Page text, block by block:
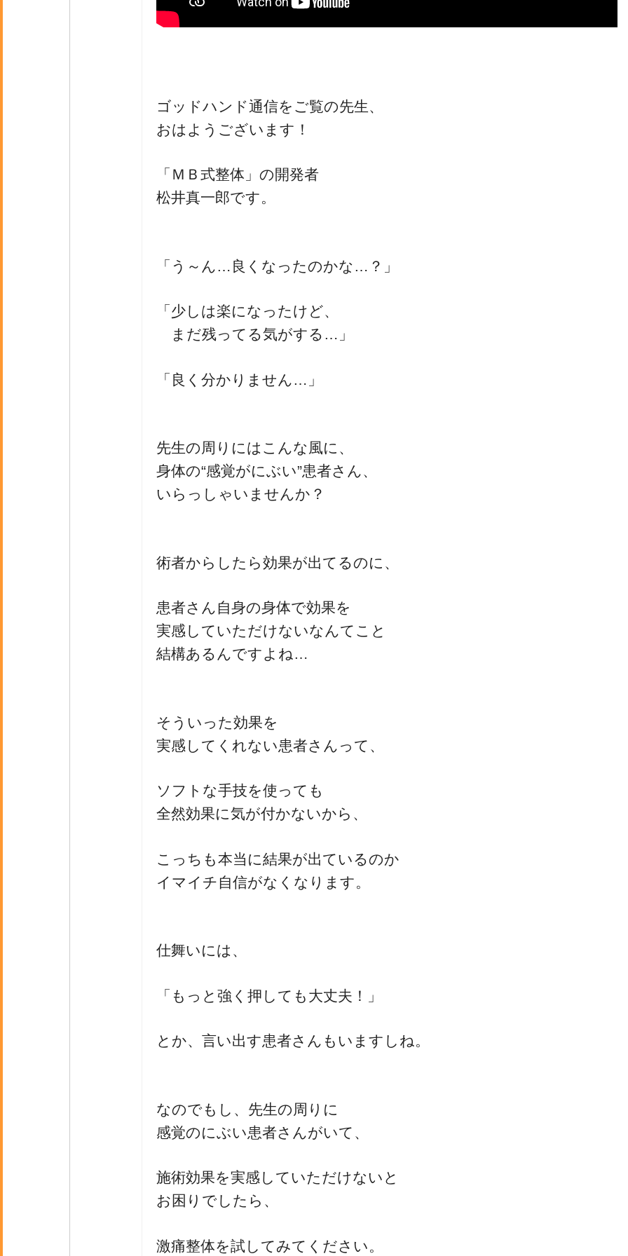
無料映像＆ご案内ページ
ゴッドハンド通信をご覧の先生、
おはようございます！
「ＭＢ式整体」の開発者
松井真一郎です。
「う～ん…良くなったのかな…？」
「少しは楽になったけど、
まだ残ってる気がする…」
「良く分かりません…」
先生の周りにはこんな風に、
身体の“感覚がにぶい”患者さん、
いらっしゃいませんか？
術者からしたら効果が出てるのに、
患者さん自身の身体で効果を
実感していただけないなんてこと
結構あるんですよね…
そういった効果を
実感してくれない患者さんって、
ソフトな手技を使っても
全然効果に気が付かないから、
こっちも本当に結果が出ているのか
イマイチ自信がなくなります。
仕舞いには、
「もっと強く押しても大丈夫！」
とか、言い出す患者さんもいますしね。
なのでもし、先生の周りに
感覚のにぶい患者さんがいて、
施術効果を実感していただけないと
お困りでしたら、
激痛整体を試してみてください。